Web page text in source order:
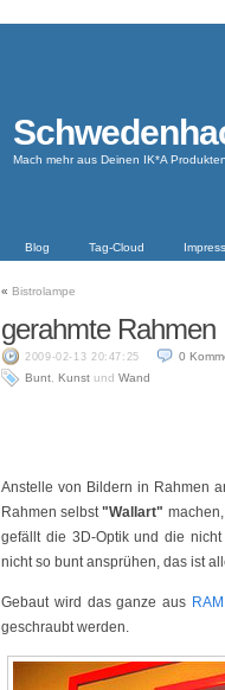
Mach mehr aus Deinen IK*A Produkten
Blog Tag-Cloud
« Bistrolampe
gerahmte Rahmen
2009-02-13 20:47:25
0
Bunt, Kunst und Wand
Anstelle von Bildern in Rahmen
Rahmen selbst"Wallart"
gefällt die 3D-Optik und die
nicht so bunt ansprühen, das ist
Gebaut wird das ganze aus
geschraubt werden.